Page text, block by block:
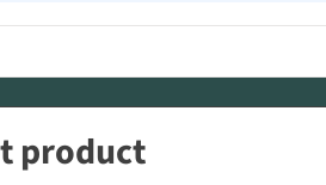
product